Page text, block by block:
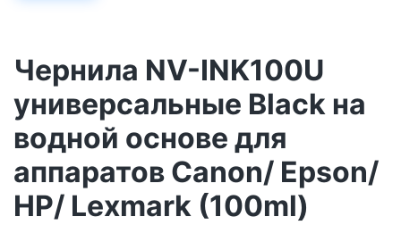
Чернила NV-INK100U
универсальные Black на
водной основе для
аппаратов Сanon/ Epson/
НР/ Lexmark (100ml)